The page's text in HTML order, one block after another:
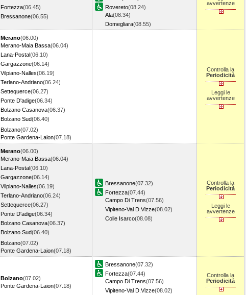
Fortezza(06.45)
Bressanone(06.55)
Rovereto(08.24)
Ala(08.34)
Domegliara(08.55)
avvertenze
Merano(06.00)
Merano-Maia Bassa(06.04)
Lana-Postal(06.10)
Gargazzone(06.14)
Vilpiano-Nalles(06.19)
Terlano-Andriano(06.24)
Settequerce(06.27)
Ponte D'adige(06.34)
Bolzano Casanova(06.37)
Bolzano Sud(06.40)
Bolzano(07.02)
Ponte Gardena-Laion(07.18)
Controlla la
Periodicità
Leggi le
avvertenze
Merano(06.00)
Merano-Maia Bassa(06.04)
Lana-Postal(06.10)
Gargazzone(06.14)
Vilpiano-Nalles(06.19)
Terlano-Andriano(06.24)
Settequerce(06.27)
Ponte D'adige(06.34)
Bolzano Casanova(06.37)
Bolzano Sud(06.40)
Bolzano(07.02)
Ponte Gardena-Laion(07.18)
Bressanone(07.32)
Fortezza(07.44)
Campo Di Trens(07.56)
Vipiteno-Val D.Vizze(08.02)
Colle Isarco(08.08)
Controlla la
Periodicità
Leggi le
avvertenze
Bolzano(07.02)
Ponte Gardena-Laion(07.18)
Bressanone(07.32)
Fortezza(07.44)
Campo Di Trens(07.56)
Vipiteno-Val D.Vizze(08.02)
Controlla la
Periodicità